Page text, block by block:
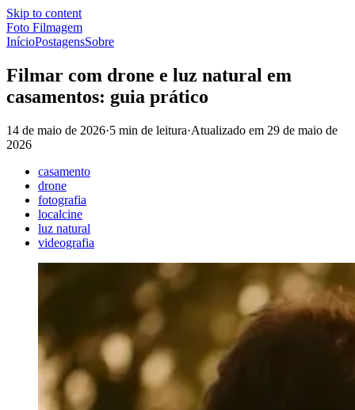
Skip to content
Foto Filmagem
InícioPostagensSobre
Filmar com drone e luz natural em
casamentos: guia prático
14 de maio de 2026·5 min de leitura·Atualizado em 29 de maio de
2026
casamento
drone
fotografia
localcine
luz natural
videografia